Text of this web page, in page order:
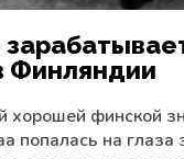
Финляндии
хорошей финской
попалась на глаза